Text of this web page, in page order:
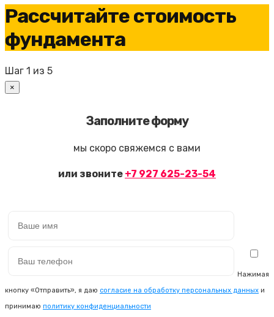
Рассчитайте стоимость
фундамента
Шаг 1 из 5
×
Заполните форму
мы скоро свяжемся с вами
или звоните +7 927 625-23-54
Нажимая
кнопку «Отправить», я даю согласие на обработку персональных данных и
принимаю политику конфиденциальности